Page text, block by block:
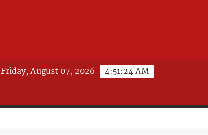
4:51:26 AM
Friday, August 07, 2026